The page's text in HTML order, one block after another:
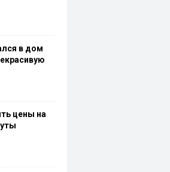
в дом
цены на